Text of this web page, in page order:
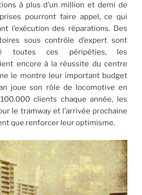
à plus d’un million et demi de
pourront faire appel, ce qui
l’exécution des réparations. Des
sous contrôle d’expert sont
toutes ces péripéties, les
encore à la réussite du centre
le montre leur important budget
joue son rôle de locomotive en
clients chaque année, les
le tramway et l’arrivée prochaine
que renforcer leur optimisme.